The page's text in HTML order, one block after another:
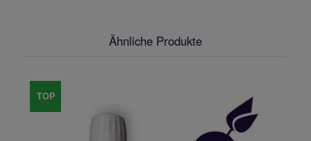
Ähnliche Produkte
TOP